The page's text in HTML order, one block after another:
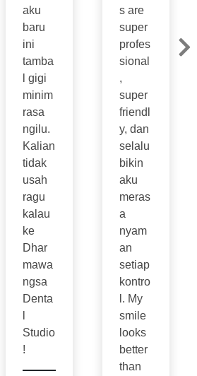
aku
baru
ini
tamba
l gigi
minim
rasa
ngilu.
Kalian
tidak
usah
ragu
kalau
ke
Dhar
mawa
ngsa
Denta
Studio
!
s are
super
profes
sional
,
super
friendl
y, dan
selalu
bikin
aku
meras
a
nyam
an
setiap
kontro
l. My
smile
looks
better
than